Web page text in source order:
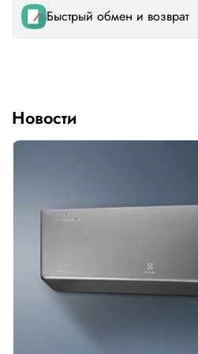
Быстрый обмен и возврат
Новости